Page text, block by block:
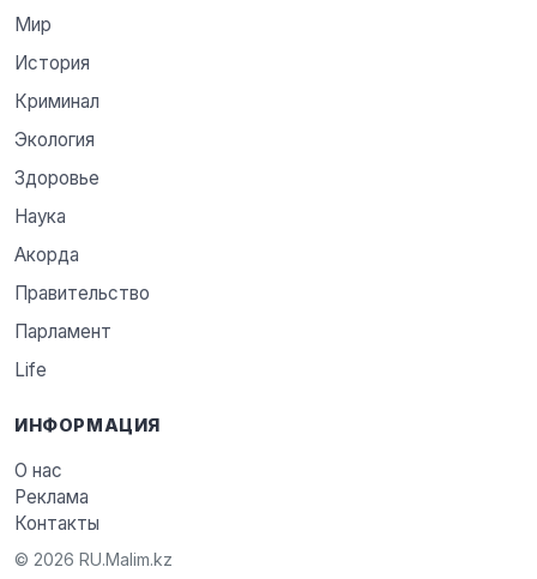
Мир
История
Криминал
Экология
Здоровье
Наука
Акорда
Правительство
Парламент
Life
ИНФОРМАЦИЯ
О нас
Реклама
Контакты
© 2026 RU.Malim.kz